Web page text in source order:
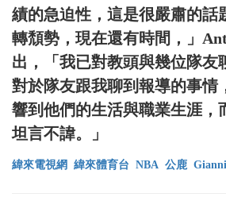
績的急迫性，這是很嚴肅的話
轉頹勢，現在還有時間，」
出，「我已對教頭與幾位隊友
對於隊友跟我聊到報導的事情
響到他們的生活與職業生涯，
坦言不諱。」
緯來電視網 緯來體育台 NBA 公鹿